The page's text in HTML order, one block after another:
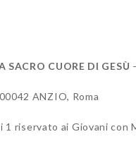
SACRO CUORE DI GESÙ
ANZIO, Roma
1 riservato ai Giovani